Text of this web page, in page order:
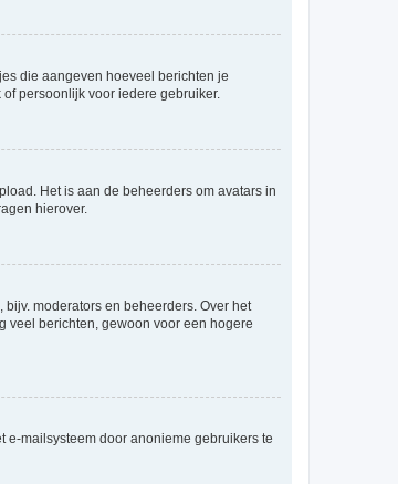
die aangeven hoeveel berichten je
persoonlijk voor iedere gebruiker.
Het is aan de beheerders om avatars in
hierover.
moderators en beheerders. Over het
veel berichten, gewoon voor een hogere
mailsysteem door anonieme gebruikers te